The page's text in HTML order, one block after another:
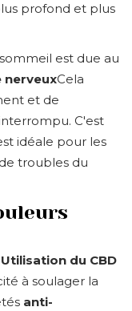
profond et plus
est due au
nerveuxCela
et de
C'est
idéale pour les
troubles du
Utilisation du CBD
à soulager la
anti-